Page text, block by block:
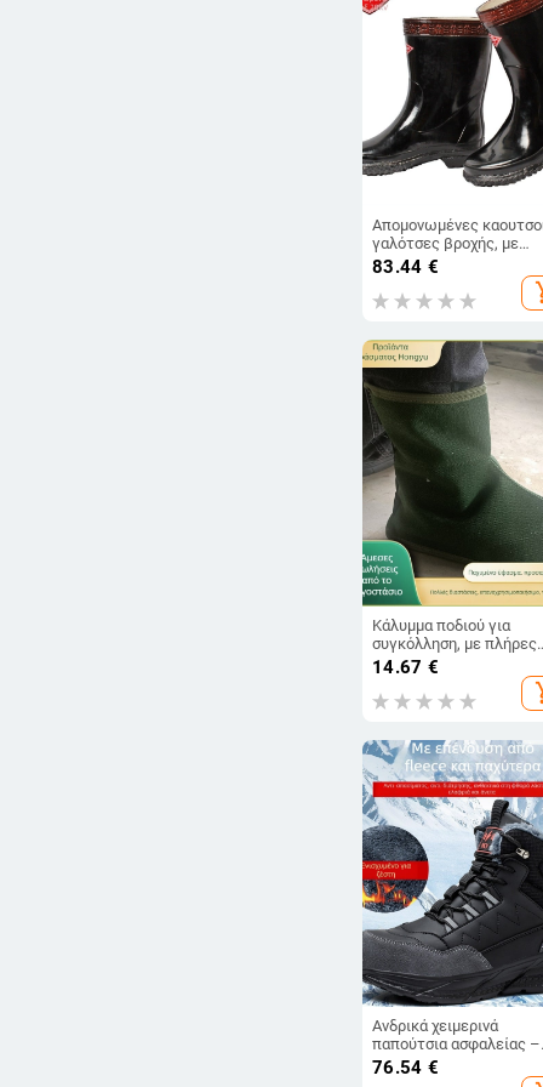
Απομονωμένες
γαλότσες βροχής, με
μόνωση 20 kV,
αντιολισθητικές,
ύψους
83.44 €
Κάλυμμα ποδιού για
συγκόλληση, με πλήρες
κάλυμμα ποδιού, από
14.67 €
Ανδρικά χειμερινά
παπούτσια ασφαλείας –
αντι-χτυπήματα και αντι-
διάτρηση, μεταλλικός
76.54 €